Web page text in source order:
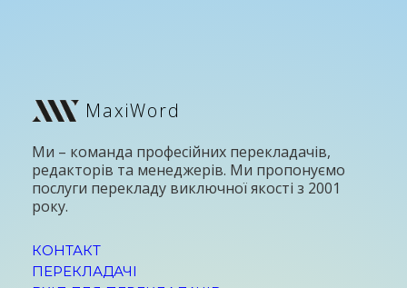
MaxiWord
Ми – команда професійних перекладачів,
редакторів та менеджерів. Ми пропонуємо
послуги перекладу виключної якості з 2001
року.
КОНТАКТ
ПЕРЕКЛАДАЧІ